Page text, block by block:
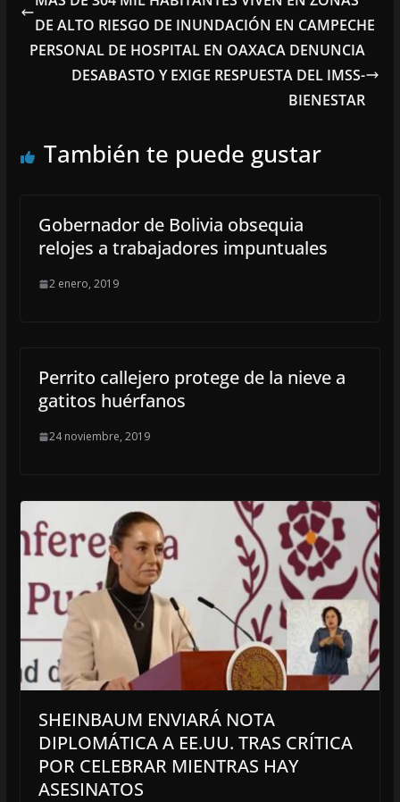
DE ALTO RIESGO DE INUNDACIÓN EN CAMPECHE
PERSONAL DE HOSPITAL EN OAXACA DENUNCIA
DESABASTO Y EXIGE RESPUESTA DEL IMSS-
BIENESTAR
También te puede gustar
Gobernador de Bolivia obsequia
relojes a trabajadores impuntuales
2 enero, 2019
Perrito callejero protege de la nieve a
gatitos huérfanos
24 noviembre, 2019
SHEINBAUM ENVIARÁ NOTA
DIPLOMÁTICA A EE.UU. TRAS CRÍTICA
POR CELEBRAR MIENTRAS HAY
ASESINATOS